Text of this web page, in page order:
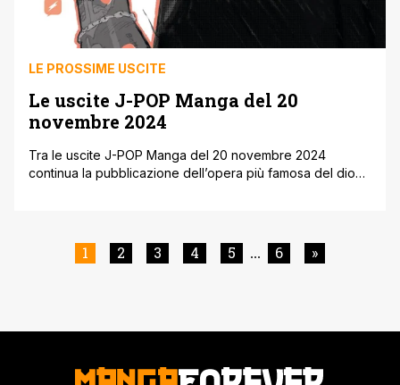
LE PROSSIME USCITE
Le uscite J-POP Manga del 20
novembre 2024
Tra le uscite J-POP Manga del 20 novembre 2024
continua la pubblicazione dell’opera più famosa del dio
dello slice of life nominato a tutti i più importanti [']
1 2 3 4 5 ... 6 »